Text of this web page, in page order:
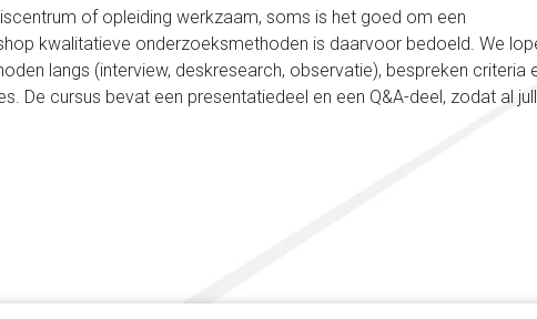
of opleiding werkzaam, soms is het goed om een
kwalitatieve onderzoeksmethoden is daarvoor bedoeld. We
langs (interview, deskresearch, observatie), bespreken criteria
De cursus bevat een presentatiedeel en een Q&A-deel, zodat al